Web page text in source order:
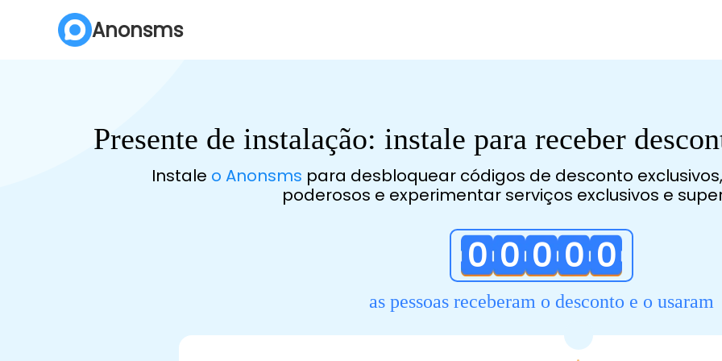
Anonsms
Presente de instalação: instale para receber
Instale o Anonsms para desbloquear códigos de desconto
poderosos e experimentar serviços exclusivos e
0 0 0 0 0
as pessoas receberam o desconto e o usaram
Anonsms
Anonsms